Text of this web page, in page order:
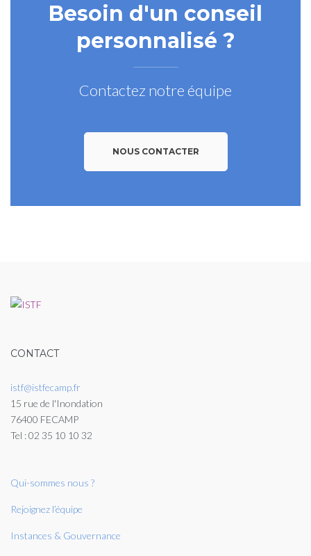
Besoin d'un conseil
personnalisé ?
Contactez notre équipe
NOUS CONTACTER
CONTACT
istf@istfecamp.fr
15 rue de l'Inondation
76400 FECAMP
Tel : 02 35 10 10 32
Qui-sommes nous ?
Rejoignez l’équipe
Instances & Gouvernance